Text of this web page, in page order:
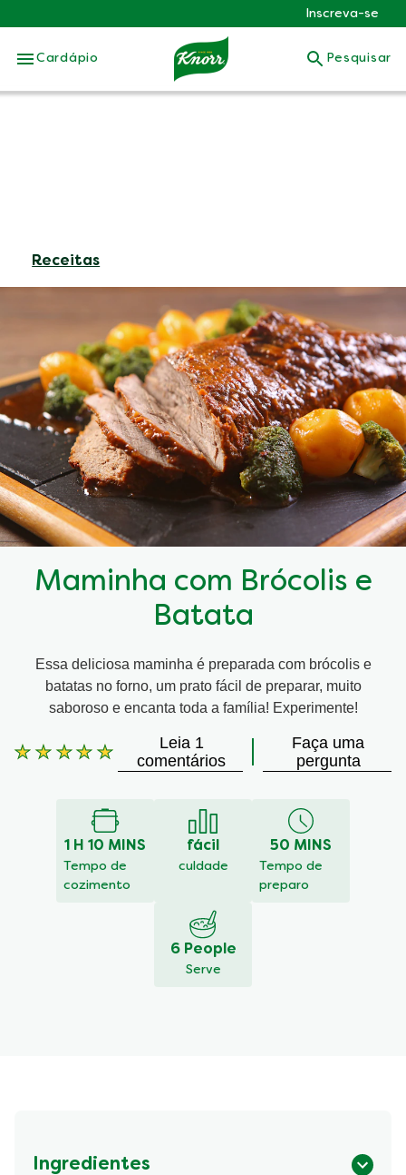
Skip to:
Inscreva-se
Cardápio Pesquisar
Receitas
Maminha com Brócolis e
Batata
Essa deliciosa maminha é preparada com brócolis e
batatas no forno, um prato fácil de preparar, muito
saboroso e encanta toda a família! Experimente!
A
Leia 1
comentários
Faça uma
pergunta
1 H 10 MINS
Tempo de
cozimento
fácil
culdade
50 MINS
Tempo de
preparo
6 People
Serve
Ingredientes